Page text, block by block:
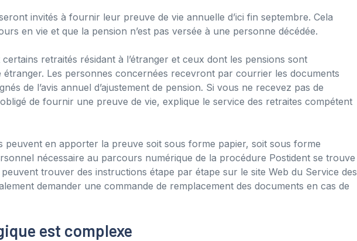
invités à fournir leur preuve de vie annuelle d’ici fin septembre. Cela
en vie et que la pension n’est pas versée à une personne décédée.
retraités résidant à l’étranger et ceux dont les pensions sont
Les personnes concernées recevront par courrier les documents
de l’avis annuel d’ajustement de pension. Si vous ne recevez pas de
de fournir une preuve de vie, explique le service des retraites compétent
peuvent en apporter la preuve soit sous forme papier, soit sous forme
nécessaire au parcours numérique de la procédure Postident se trouve
trouver des instructions étape par étape sur le site Web du Service des
demander une commande de remplacement des documents en cas de
est complexe